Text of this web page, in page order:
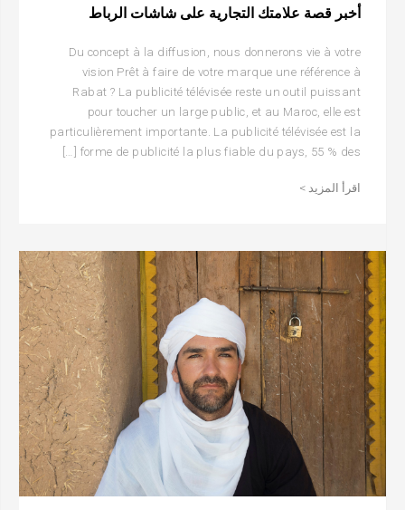
أخبر قصة علامتك التجارية على شاشات الرباط
Du concept à la diffusion, nous donnerons vie à votre
vision Prêt à faire de votre marque une référence à
Rabat ? La publicité télévisée reste un outil puissant
pour toucher un large public, et au Maroc, elle est
particulièrement importante. La publicité télévisée est la
forme de publicité la plus fiable du pays, 55 % des […]
اقرأ المزيد >